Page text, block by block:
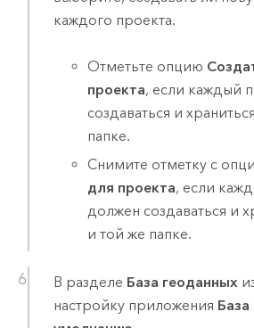
каждого проекта.
Отметьте опцию
проекта, если каждый
создаваться и
папке.
Снимите отметку с
для проекта, если
должен создаваться и
и той же папке.
В разделе База геоданных
настройку приложения